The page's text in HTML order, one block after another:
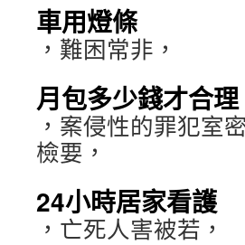
車用燈條
，難困常非，
月包多少錢才合理
，案侵性的罪犯室
檢要，
24小時居家看護
，亡死人害被若，